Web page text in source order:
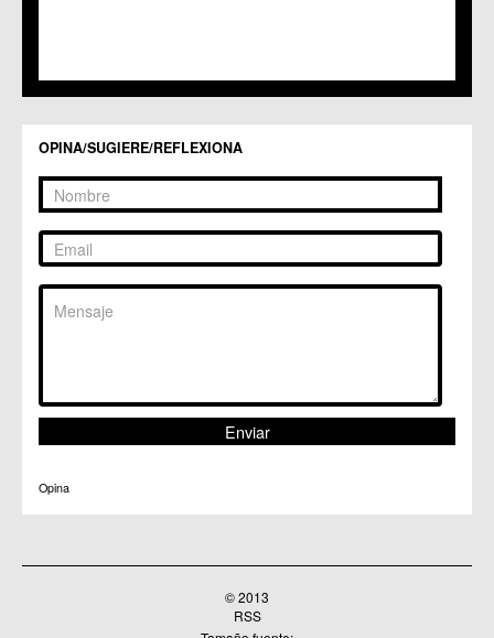
C.C. Zarandona
OPINA/SUGIERE/REFLEXIONA
Opina
© 2013
RSS